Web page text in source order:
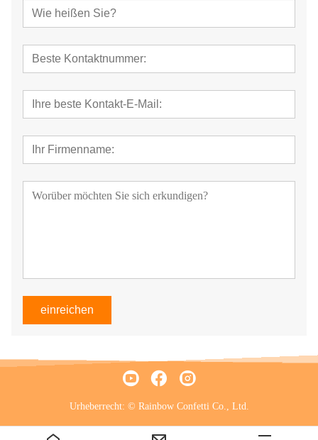
einreichen
Urheberrecht: © Rainbow Confetti Co., Ltd.